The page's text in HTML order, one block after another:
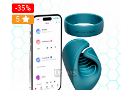
-35%
Hot
5